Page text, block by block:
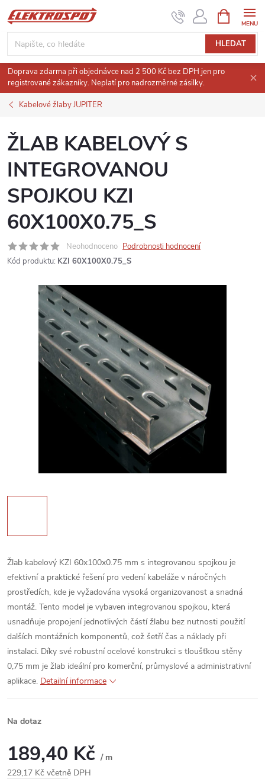
Přejít
na
obsah
HLEDAT
NÁKUPNÍ
KOŠÍK
Doprava zdarma při objednávce nad 2 500 Kč bez DPH jen pro
registrované zákazníky. Neplatí pro nadrozměrné zásilky.
Kabelové žlaby JUPITER
ŽLAB KABELOVÝ S
INTEGROVANOU
SPOJKOU KZI
60X100X0.75_S
Neohodnoceno Podrobnosti hodnocení
Kód produktu: KZI 60X100X0.75_S
Žlab kabelový KZI 60x100x0.75 mm s integrovanou spojkou je
efektivní a praktické řešení pro vedení kabeláže v náročných
prostředích, kde je vyžadována vysoká organizovanost a snadná
montáž. Tento model je vybaven integrovanou spojkou, která
usnadňuje propojení jednotlivých částí žlabu bez nutnosti použití
dalších montážních komponentů, což šetří čas a náklady při
instalaci. Díky své robustní ocelové konstrukci s tloušťkou stěny
0,75 mm je žlab ideální pro komerční, průmyslové a administrativní
aplikace. Detailní informace
Na dotaz
189,40 Kč / m
229,17 Kč včetně DPH